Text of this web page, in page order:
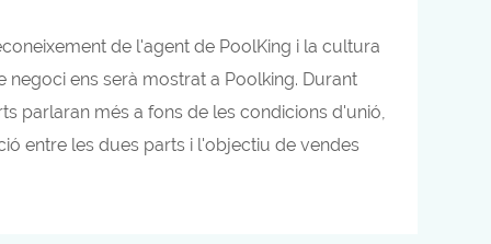
de l'agent de PoolKing i la cultura
negoci ens serà mostrat a Poolking. Durant
parlaran més a fons de les condicions d'unió,
entre les dues parts i l'objectiu de vendes